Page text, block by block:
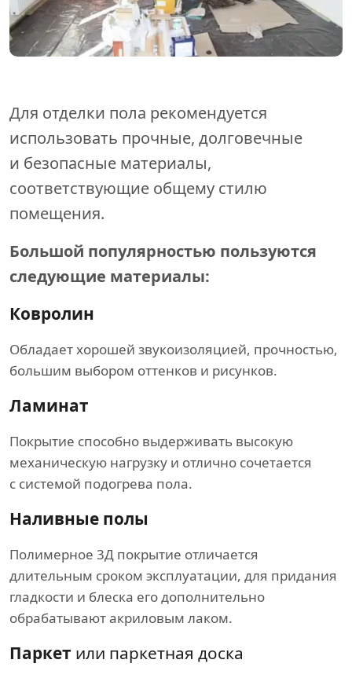
Для отделки пола рекомендуется
использовать прочные, долговечные
и безопасные материалы,
соответствующие общему стилю
помещения.
Большой популярностью пользуются
следующие материалы:
Ковролин
Обладает хорошей звукоизоляцией, прочностью,
большим выбором оттенков и рисунков.
Ламинат
Покрытие способно выдерживать высокую
механическую нагрузку и отлично сочетается
с системой подогрева пола.
Наливные полы
Полимерное 3Д покрытие отличается
длительным сроком эксплуатации, для придания
гладкости и блеска его дополнительно
обрабатывают акриловым лаком.
Паркет или паркетная доска